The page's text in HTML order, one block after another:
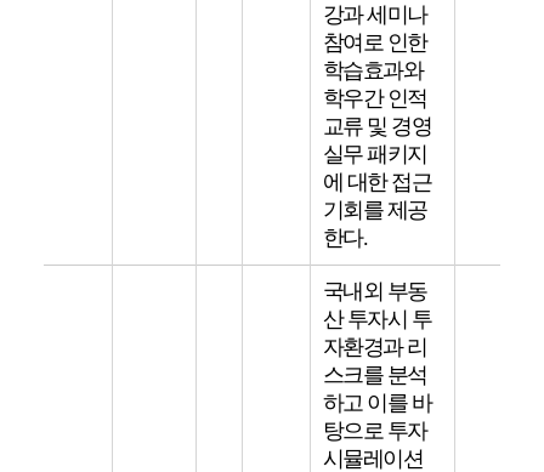
강과 세미나
참여로 인한
학습효과와
학우간 인적
교류 및 경영
실무 패키지
에 대한 접근
기회를 제공
한다.
국내외 부동
산 투자시 투
자환경과 리
스크를 분석
하고 이를 바
탕으로 투자
시뮬레이션